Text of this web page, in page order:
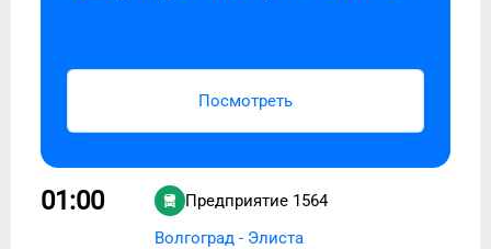
Посмотреть
01:00
Предприятие 1564
Волгоград - Элиста